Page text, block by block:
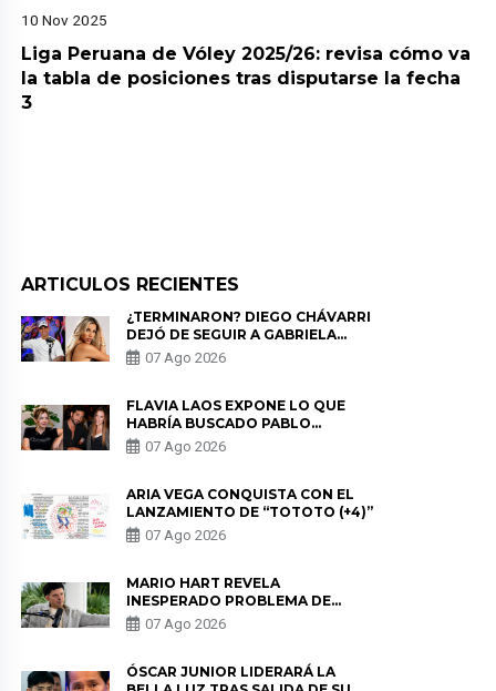
10 Nov 2025
Liga Peruana de Vóley 2025/26: revisa cómo va
la tabla de posiciones tras disputarse la fecha
3
ARTICULOS RECIENTES
¿TERMINARON? DIEGO CHÁVARRI
DEJÓ DE SEGUIR A GABRIELA
HERRERA Y ANUNCIA SU SALIDA
DE PÓDCAST
07 Ago 2026
FLAVIA LAOS EXPONE LO QUE
HABRÍA BUSCADO PABLO
HEREDIA CON ALE FULLER: “UNA
DE LAS PARTES QUERÍA EL
07 Ago 2026
ARIA VEGA CONQUISTA CON EL
LANZAMIENTO DE “TOTOTO (+4)”
07 Ago 2026
MARIO HART REVELA
INESPERADO PROBLEMA DE
SALUD ANTES DE SEPARARSE DE
KORINA: “ME ENCONTRARON UN
07 Ago 2026
ÓSCAR JUNIOR LIDERARÁ LA